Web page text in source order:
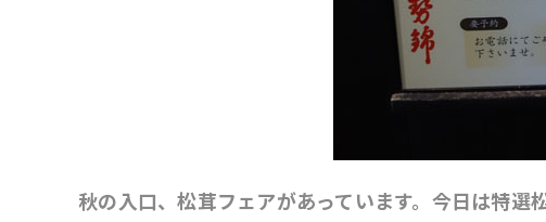
秋の入口、松茸フェアがあっています。今日は特